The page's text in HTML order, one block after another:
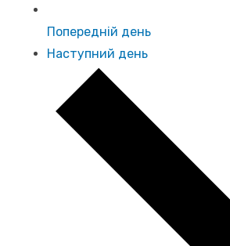
Попередній день
Наступний день